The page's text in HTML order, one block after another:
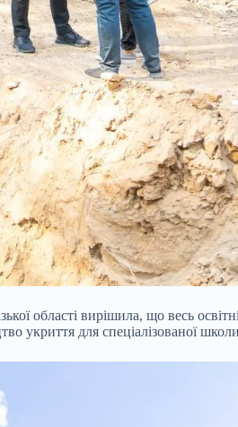
області вирішила, що весь
укриття для спеціалізованої